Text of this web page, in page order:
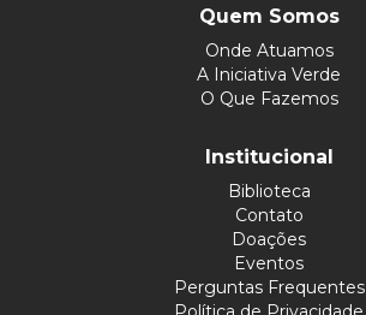
Quem Somos
Onde Atuamos
A Iniciativa Verde
O Que Fazemos
Institucional
Biblioteca
Contato
Doações
Eventos
Perguntas Frequentes